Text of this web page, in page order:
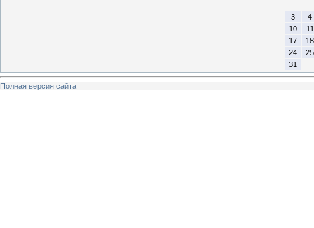
3
4
10
11
17
18
24
25
31
Полная версия сайта